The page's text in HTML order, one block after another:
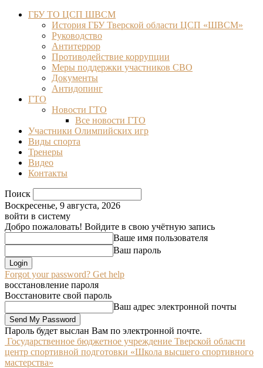
ГБУ ТО ЦСП ШВСМ
История ГБУ Тверской области ЦСП «ШВСМ»
Руководство
Антитеррор
Противодействие коррупции
Меры поддержки участников СВО
Документы
Антидопинг
ГТО
Новости ГТО
Все новости ГТО
Участники Олимпийских игр
Виды спорта
Тренеры
Видео
Контакты
Поиск
Воскресенье, 9 августа, 2026
войти в систему
Добро пожаловать! Войдите в свою учётную запись
Ваше имя пользователя
Ваш пароль
Forgot your password? Get help
восстановление пароля
Восстановите свой пароль
Ваш адрес электронной почты
Пароль будет выслан Вам по электронной почте.
Государственное бюджетное учреждение Тверской области
центр спортивной подготовки «Школа высшего спортивного
мастерства»